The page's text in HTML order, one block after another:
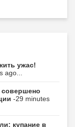
ужас!
ago...
совершено
-29 minutes
купание в